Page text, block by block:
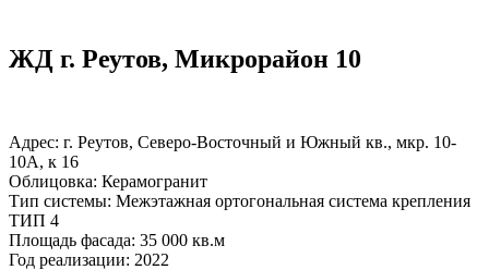
ЖД г. Реутов, Микрорайон 10
Адрес: г. Реутов, Северо-Восточный и Южный кв., мкр. 10-
10А, к 16
Облицовка: Керамогранит
Тип системы: Межэтажная ортогональная система крепления
ТИП 4
Площадь фасада: 35 000 кв.м
Год реализации: 2022